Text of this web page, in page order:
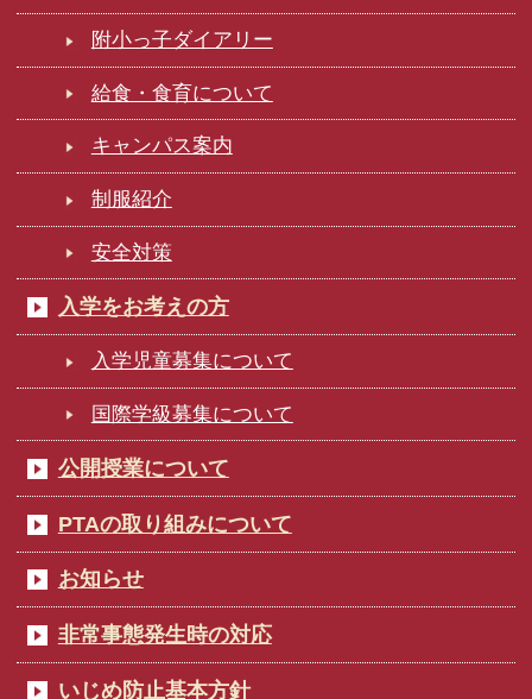
附小っ子ダイアリー
給食・食育について
キャンパス案内
制服紹介
安全対策
入学をお考えの方
入学児童募集について
国際学級募集について
公開授業について
PTAの取り組みについて
お知らせ
非常事態発生時の対応
いじめ防止基本方針